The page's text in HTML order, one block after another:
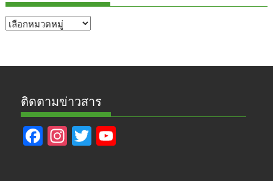
หัวข้อ
ติดตามข่าวสาร
F In T